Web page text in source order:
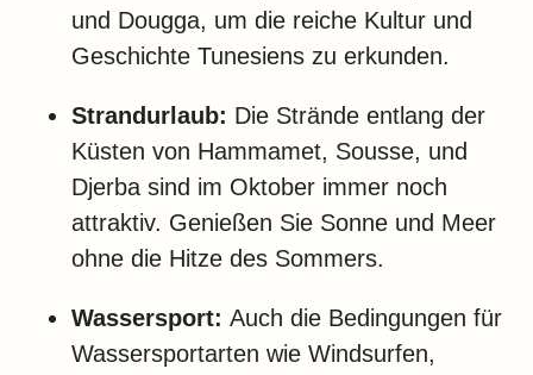
und Dougga, um die reiche Kultur und
Geschichte Tunesiens zu erkunden.
Strandurlaub: Die Strände entlang der
Küsten von Hammamet, Sousse, und
Djerba sind im Oktober immer noch
attraktiv. Genießen Sie Sonne und Meer
ohne die Hitze des Sommers.
Wassersport: Auch die Bedingungen für
Wassersportarten wie Windsurfen,